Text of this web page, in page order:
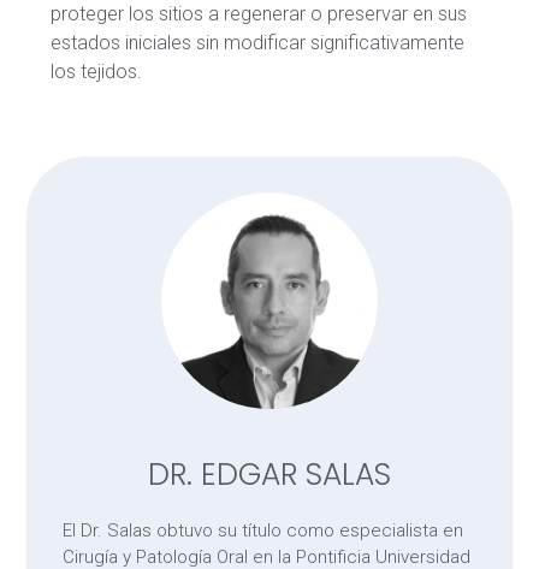
proteger los sitios a regenerar o preservar en sus
estados iniciales sin modificar significativamente
los tejidos.
DR. EDGAR SALAS
El Dr. Salas obtuvo su título como especialista en
Cirugía y Patología Oral en la Pontificia Universidad